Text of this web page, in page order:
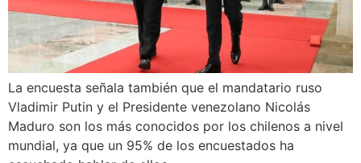
La encuesta señala también que el mandatario ruso
Vladimir Putin y el Presidente venezolano Nicolás
Maduro son los más conocidos por los chilenos a nivel
mundial, ya que un 95% de los encuestados ha